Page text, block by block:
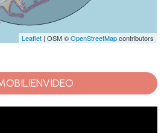
Leaflet| OSM ©OpenStreetMapcontributors